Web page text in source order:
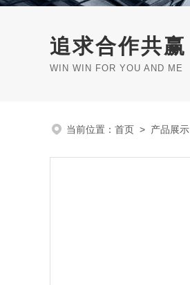
追求合作共赢
WIN WIN FOR YOU AND ME
当前位置： 首页 > 产品展示